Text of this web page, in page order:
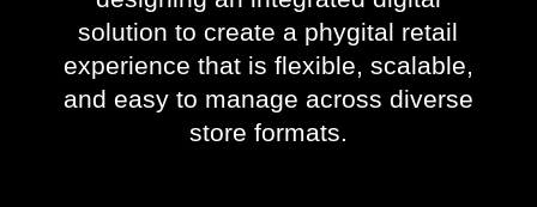
solution to create a phygital retail
experience that is flexible, scalable,
and easy to manage across diverse
store formats.